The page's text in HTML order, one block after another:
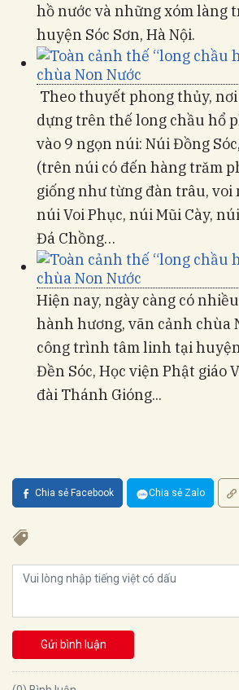
hồ nước và những xóm làng
huyện Sóc Sơn, Hà Nội.
Theo thuyết phong thủy,
dựng trên thế long chầu hổ
vào 9 ngọn núi: Núi Đồng
(trên núi có đến hàng trăm
giống như từng đàn trâu, voi
núi Voi Phục, núi Mũi Cày,
Đá Chồng…
Hiện nay, ngày càng có
hành hương, vãn cảnh chùa
công trình tâm linh tại
Đền Sóc, Học viện Phật giáo
đài Thánh Gióng...
Chia sẻ Facebook Chia sẻ Zalo
Gửi bình luận